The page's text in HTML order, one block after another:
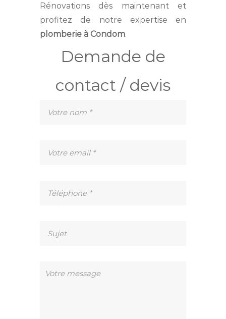
Rénovations dès maintenant et
profitez de notre expertise en
plomberie à Condom.
Demande de
contact / devis